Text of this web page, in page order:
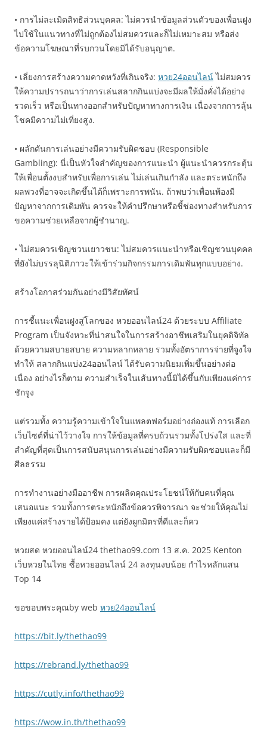
• การไม่ละเมิดสิทธิส่วนบุคคล: ไม่ควรนำข้อมูลส่วนตัวของเพื่อนฝูง
ไปใช้ในแนวทางที่ไม่ถูกต้องไม่สมควรและก็ไม่เหมาะสม หรือส่ง
ข้อความโฆษณาที่รบกวนโดยมิได้รับอนุญาต.
• เลี่ยงการสร้างความคาดหวังที่เกินจริง: หวย24ออนไลน์ไม่สมควร
ให้ความปรารถนาว่าการเล่นสลากกินแบ่งจะมีผลให้มั่งคั่งได้อย่าง
รวดเร็ว หรือเป็นทางออกสำหรับปัญหาทางการเงิน เนื่องจากการลุ้น
โชคมีความไม่เที่ยงสูง.
• ผลักดันการเล่นอย่างมีความรับผิดชอบ (Responsible
Gambling): นี่เป็นหัวใจสำคัญของการแนะนำ ผู้แนะนำควรกระตุ้น
ให้เพื่อนตั้งงบสำหรับเพื่อการเล่น ไม่เล่นเกินกำลัง และตระหนักถึง
ผลพวงที่อาจจะเกิดขึ้นได้ก็เพราะการพนัน. ถ้าพบว่าเพื่อนพ้องมี
ปัญหาจากการเดิมพัน ควรจะให้คำปรึกษาหรือชี้ช่องทางสำหรับการ
ขอความช่วยเหลือจากผู้ชำนาญ.
• ไม่สมควรเชิญชวนเยาวชน: ไม่สมควรแนะนำหรือเชิญชวนบุคคล
ที่ยังไม่บรรลุนิติภาวะให้เข้าร่วมกิจกรรมการเดิมพันทุกแบบอย่าง.
สร้างโอกาสร่วมกันอย่างมีวิสัยทัศน์
การชี้แนะเพื่อนฝูงสู่โลกของ หวยออนไลน์24 ด้วยระบบ Affiliate
Program เป็นจังหวะที่น่าสนใจในการสร้างอาชีพเสริมในยุคดิจิทัล
ด้วยความสบายสบาย ความหลากหลาย รวมทั้งอัตราการจ่ายที่จูงใจ
ทำให้ สลากกินแบ่ง24ออนไลน์ ได้รับความนิยมเพิ่มขึ้นอย่างต่อ
เนื่อง อย่างไรก็ตาม ความสำเร็จในเส้นทางนี้มิได้ขึ้นกับเพียงแค่การ
ชักจูง
แต่รวมทั้ง ความรู้ความเข้าใจในแพลตฟอร์มอย่างถ่องแท้ การเลือก
เว็บไซต์ที่น่าไว้วางใจ การให้ข้อมูลที่ครบถ้วนรวมทั้งโปร่งใส และที่
สำคัญที่สุดเป็นการสนับสนุนการเล่นอย่างมีความรับผิดชอบและก็มี
ศีลธรรม
การทำงานอย่างมืออาชีพ การผลิตคุณประโยชน์ให้กับคนที่คุณ
เสนอแนะ รวมทั้งการตระหนักถึงข้อควรพิจารณา จะช่วยให้คุณไม่
เพียงแค่สร้างรายได้ป้อมคง แต่ยังผูกมิตรที่ดีและก็คว
หวยสด หวยออนไลน์24 thethao99.com 13 ส.ค. 2025 Kenton
เว็บหวยในไทย ซื้อหวยออนไลน์ 24 ลงทุนงบน้อย กำไรหลักแสน
Top 14
ขอขอบพระคุณby web หวย24ออนไลน์
https://bit.ly/thethao99
https://rebrand.ly/thethao99
https://cutly.info/thethao99
https://wow.in.th/thethao99